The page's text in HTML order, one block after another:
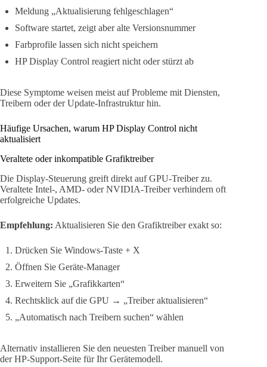
Meldung „Aktualisierung fehlgeschlagen“
Software startet, zeigt aber alte Versionsnummer
Farbprofile lassen sich nicht speichern
HP Display Control reagiert nicht oder stürzt ab
Diese Symptome weisen meist auf Probleme mit Diensten,
Treibern oder der Update-Infrastruktur hin.
Häufige Ursachen, warum HP Display Control nicht
aktualisiert
Veraltete oder inkompatible Grafiktreiber
Die Display-Steuerung greift direkt auf GPU-Treiber zu.
Veraltete Intel-, AMD- oder NVIDIA-Treiber verhindern oft
erfolgreiche Updates.
Empfehlung: Aktualisieren Sie den Grafiktreiber exakt so:
Drücken Sie Windows-Taste + X
Öffnen Sie Geräte-Manager
Erweitern Sie „Grafikkarten“
Rechtsklick auf die GPU → „Treiber aktualisieren“
„Automatisch nach Treibern suchen“ wählen
Alternativ installieren Sie den neuesten Treiber manuell von
der HP-Support-Seite für Ihr Gerätemodell.